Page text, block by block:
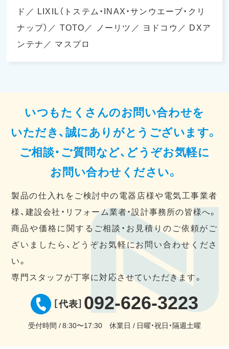
ド
LIXIL（トステム・INAX・サンウエーブ・クリ
ナップ）
TOTO ノーリツ ヨドコウ
DXア
ンテナ
マスプロ
いつもたくさんのお問い合わせを
いただき、誠にありがとうございます。
ご相談・ご質問など、どうぞお気軽に
お問い合わせください。
製品の仕入れをご検討中の電器店様や電気工事業者
様、建設会社・リフォーム業者・設計事務所の皆様へ。
商品や価格に関するご相談・お見積りのご依頼がご
ざいましたら、どうぞお気軽にお問い合わせくださ
い。
専門スタッフが丁寧に対応させていただきます。
［代表］ 092-626-3223
受付時間 8:30〜17:30 休業日 日曜・祝日・隔週土曜